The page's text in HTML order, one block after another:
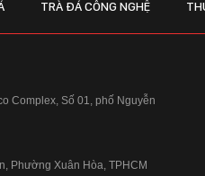
TRÀ ĐÁ CÔNG NGHỆ
Complex, Số 01, phố Nguyễn
Phường Xuân Hòa, TPHCM